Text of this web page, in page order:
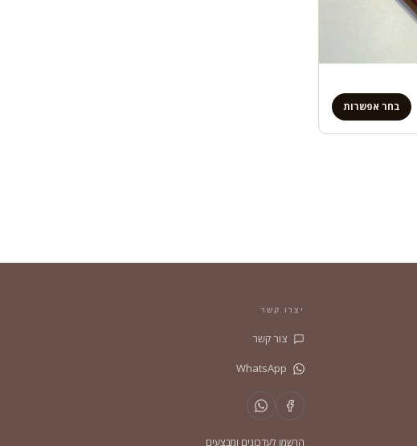
בחר אפשרות
יצרו קשר
צור קשר
הרשמו לעדכונים ומבצעים